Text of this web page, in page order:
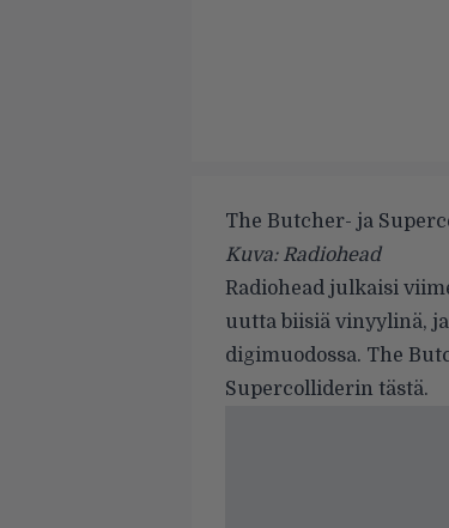
The Butcher- ja
Kuva: Radiohead
Radiohead julkaisi
uutta biisiä vinyylinä,
digimuodossa. The
Supercolliderin tästä.